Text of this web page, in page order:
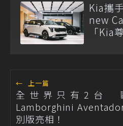
Kia攜
new
「Kia
← 上一篇
全世界只有2台
Lamborghini
別版亮相！